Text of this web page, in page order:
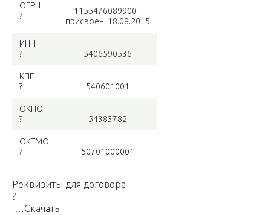
ОГРН
?
1155476089900
присвоен: 18.08.2015
ИНН
?
5406590536
КПП
?
540601001
ОКПО
?
54383782
ОКТМО
?
50701000001
Реквизиты для договора
?
…Скачать